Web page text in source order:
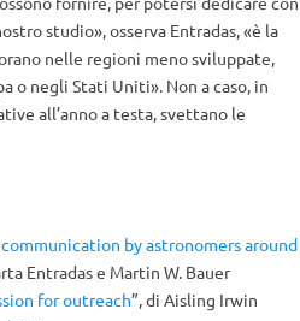
studio», osserva Entradas, «è la
nelle regioni meno sviluppate,
o negli Stati Uniti». Non a caso, in
all’anno a testa, svettano le
by astronomers around
Entradas e Martin W. Bauer
for outreach”, di Aisling Irwin